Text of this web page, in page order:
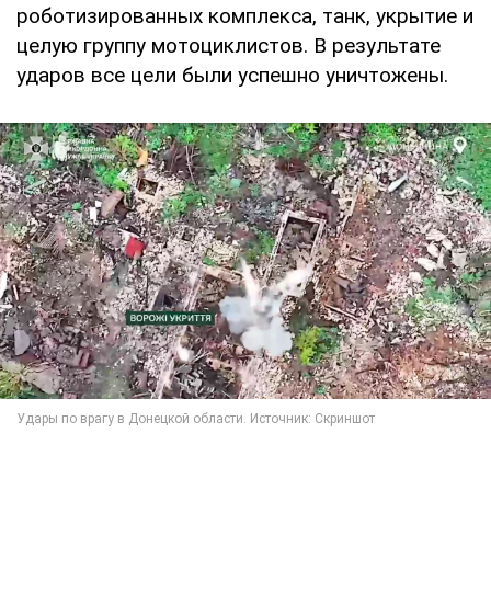
роботизированных комплекса, танк, укрытие и
целую группу мотоциклистов. В результате
ударов все цели были успешно уничтожены.